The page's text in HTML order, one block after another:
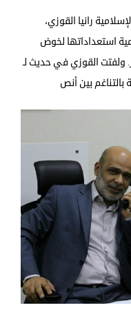
رانيا القوزي،
استعداداتها لخوض
ولفتت القوزي في حديث لـ
بالتناغم بين أنص